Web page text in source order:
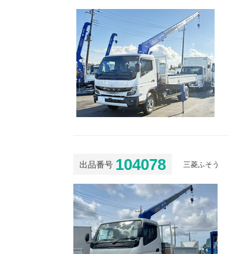
出品番号 104078 三菱ふそう